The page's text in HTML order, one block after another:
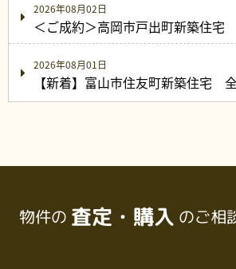
2026年08月02日
＜ご成約＞高岡市戸出町新築住宅
2026年08月01日
【新着】富山市住友町新築住宅
物件の 査定・購入 のご相